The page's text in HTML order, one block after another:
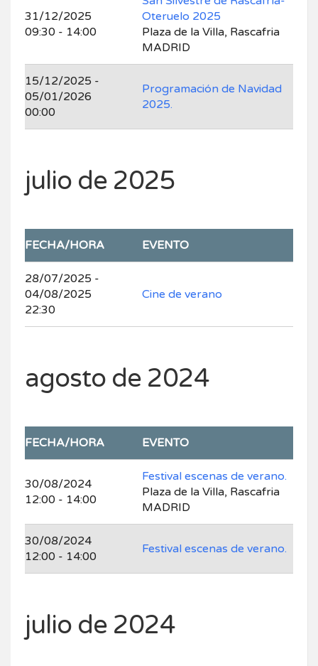
31/12/2025
09:30 - 14:00
Oteruelo 2025
Plaza de la Villa, Rascafria
MADRID
15/12/2025 -
05/01/2026
00:00
Programación de Navidad
2025.
julio de 2025
FECHA/HORA EVENTO
28/07/2025 -
04/08/2025
22:30
Cine de verano
agosto de 2024
FECHA/HORA EVENTO
30/08/2024
12:00 - 14:00
Festival escenas de verano.
Plaza de la Villa, Rascafria
MADRID
30/08/2024
12:00 - 14:00
Festival escenas de verano.
julio de 2024